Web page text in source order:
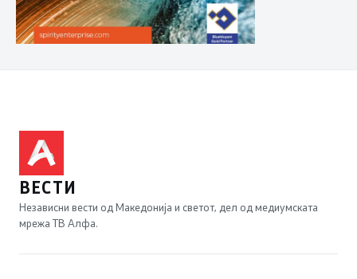
ВЕСТИ
Независни вести од Македонија и светот, дел од медиумската
мрежа ТВ Алфа.